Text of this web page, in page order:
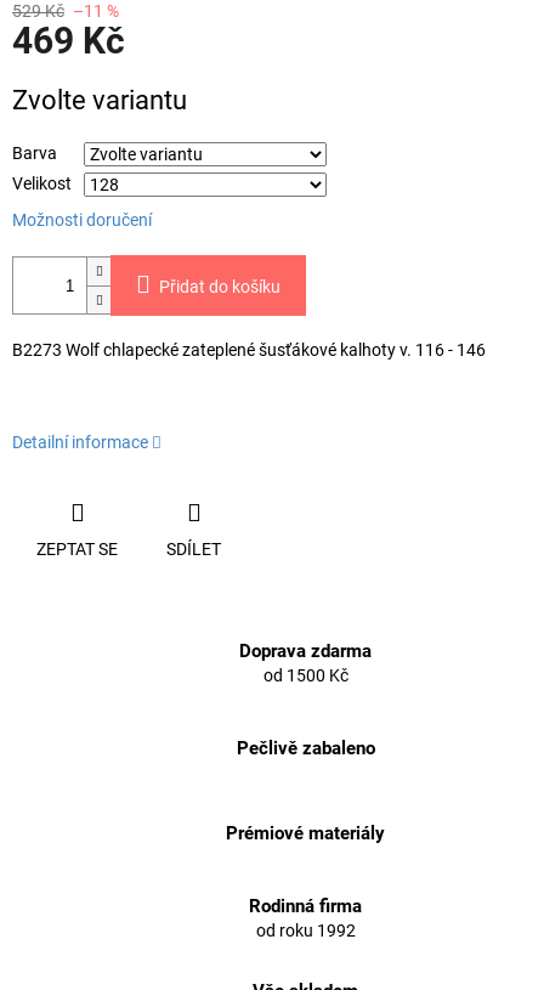
529 Kč –11 %
469 Kč
cena:
Zvolte variantu
Barva
Velikost
Možnosti doručení
Přidat do košíku
B2273 Wolf chlapecké zateplené šusťákové kalhoty v. 116 - 146
Detailní informace
ZEPTAT SE SDÍLET
Doprava zdarma
od 1500 Kč
Pečlivě zabaleno
Prémiové materiály
Rodinná firma
od roku 1992